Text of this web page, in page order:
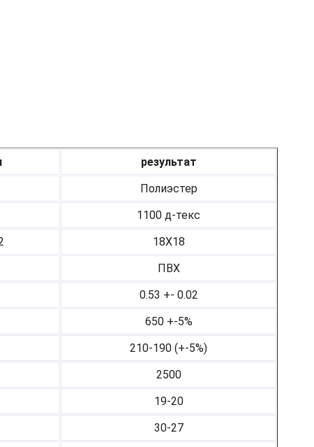
результат
Полиэстер
1100 д-текс
18Х18
ПВХ
0.53 +- 0.02
650 +-5%
210-190 (+-5%)
2500
19-20
30-27